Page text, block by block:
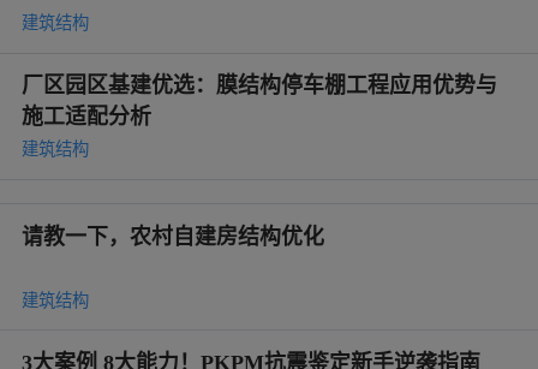
建筑结构
厂区园区基建优选：膜结构停车棚工程应用优势与
施工适配分析
建筑结构
请教一下，农村自建房结构优化
建筑结构
3大案例 8大能力！PKPM抗震鉴定新手逆袭指南